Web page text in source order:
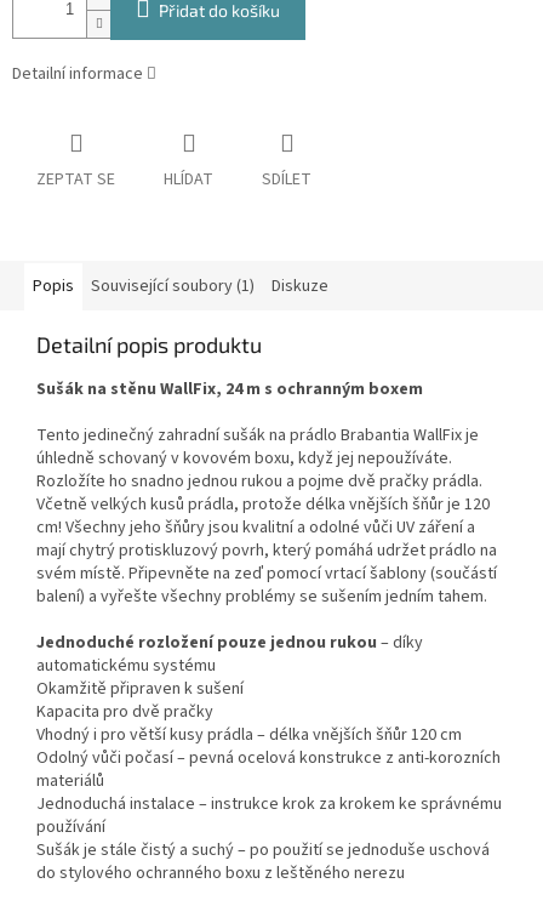
Přidat do košíku
Detailní informace
ZEPTAT SE HLÍDAT SDÍLET
Popis Související soubory (1) Diskuze
Detailní popis produktu
Sušák na stěnu WallFix, 24 m s ochranným boxem
Tento jedinečný zahradní sušák na prádlo Brabantia WallFix je
úhledně schovaný v kovovém boxu, když jej nepoužíváte.
Rozložíte ho snadno jednou rukou a pojme dvě pračky prádla.
Včetně velkých kusů prádla, protože délka vnějších šňůr je 120
cm! Všechny jeho šňůry jsou kvalitní a odolné vůči UV záření a
mají chytrý protiskluzový povrh, který pomáhá udržet prádlo na
svém místě. Připevněte na zeď pomocí vrtací šablony (součástí
balení) a vyřešte všechny problémy se sušením jedním tahem.
Jednoduché rozložení pouze jednou rukou – díky
automatickému systému
Okamžitě připraven k sušení
Kapacita pro dvě pračky
Vhodný i pro větší kusy prádla – délka vnějších šňůr 120 cm
Odolný vůči počasí – pevná ocelová konstrukce z anti-korozních
materiálů
Jednoduchá instalace – instrukce krok za krokem ke správnému
používání
Sušák je stále čistý a suchý – po použití se jednoduše uschová
do stylového ochranného boxu z leštěného nerezu